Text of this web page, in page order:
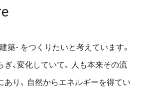
築- をつくりたいと考えています。
、変化していて、
人も本来その流
り、 自然からエネルギーを得てい